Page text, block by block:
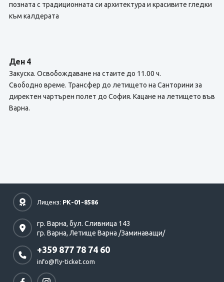
позната с традиционната си архитектура и красивите гледки
към калдерата
Ден 4
Закуска. Освобождаване на стаите до 11.00 ч.
Свободно време. Трансфер до летището на Санторини за
директен чартърен полет до София. Кацане на летището във
Варна.
Лиценз: РК-01-8586
гр. Варна, бул. Сливница 143
гр. Варна, Летище Варна /Заминаващи/
+359 877 78 74 60
info@fly-ticket.com